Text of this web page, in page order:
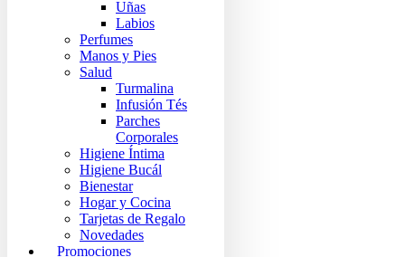
Uñas
Labios
Perfumes
Manos y Pies
Salud
Turmalina
Infusión Tés
Parches
Corporales
Higiene Íntima
Higiene Bucál
Bienestar
Hogar y Cocina
Tarjetas de Regalo
Novedades
Promociones